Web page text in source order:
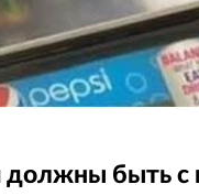
должны быть